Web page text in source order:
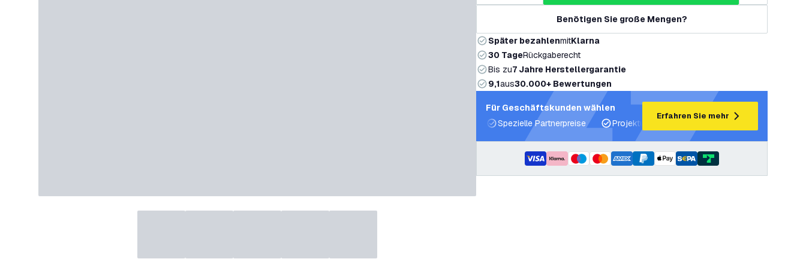
Benötigen Sie große Mengen?
Später bezahlenmitKlarna
30 TageRückgaberecht
Bis zu7 Jahre Herstellergarantie
9,1aus30.000+ Bewertungen
Für Geschäftskunden wählen
Spezielle Partnerpreise
Projektunterstützung und Lichtpläne
Erfahren Sie mehr